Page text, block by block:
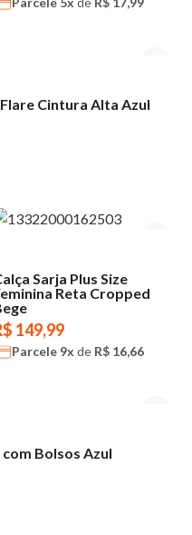
Cintura Alta Azul
Sarja Plus Size
Reta Cropped
149,99
Parcele 9x de R$ 16,66
com Bolsos Azul